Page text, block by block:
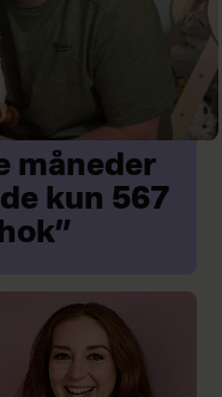
måneder
kun 567